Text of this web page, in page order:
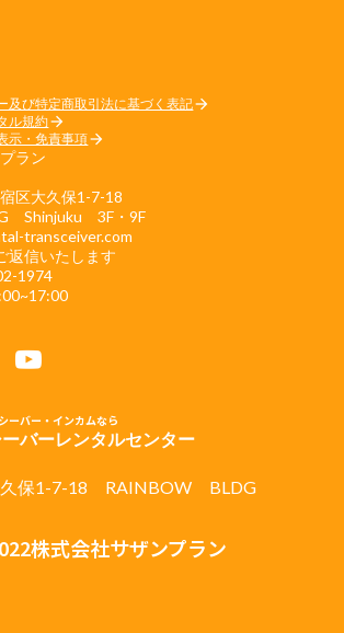
及び特定商取引法に基づく表記arrow_forward
ル規約arrow_forward
示・免責事項arrow_forward
ラン
区大久保1-7-18
Shinjuku 3F・9F
transceiver.com
返信いたします
1974
ーバー・インカムなら
ーバーレンタルセンター
久保1-7-18 RAINBOW BLDG
株式会社サザンプラン